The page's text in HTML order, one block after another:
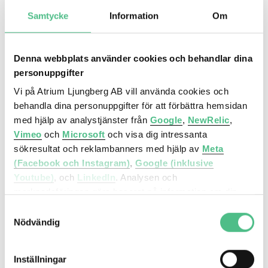
Samtycke Information Om
Denna webbplats använder cookies och behandlar dina
personuppgifter
Vi på Atrium Ljungberg AB vill använda cookies och
behandla dina personuppgifter för att förbättra hemsidan
med hjälp av analystjänster från Google, NewRelic,
Vimeo och Microsoft och visa dig intressanta
sökresultat och reklambanners med hjälp av Meta
(Facebook och Instagram), Google (inklusive
Youtube), och LinkedIn. Analysen och
annan information om hur du använder hemsidan och
information som dessa tjänster har om dig sedan tidigare.
Det är helt frivilligt att lämna ditt samtycke nedan och du
Nödvändig
Inställningar
Liljeholmsstranden 3, 665 kvm
Bra läge i centrala Liljeholmen i vacker
omgivning intill vattnet.
Liljeholmen